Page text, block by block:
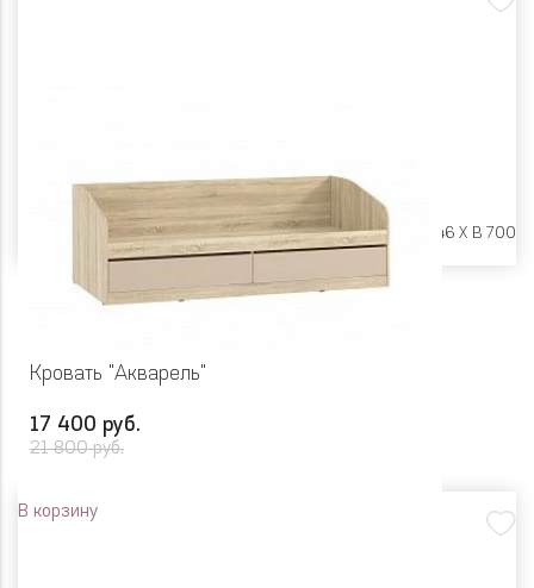
Ш 1942 X Г 846 X В 700
Кровать "Акварель"
17 400 руб.
21 800 руб.
В корзину